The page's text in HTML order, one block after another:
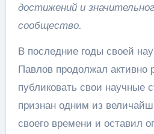
достижений и
сообщество.
В последние годы своей
Павлов продолжал активно
публиковать свои научные
признан одним из
своего времени и оставил